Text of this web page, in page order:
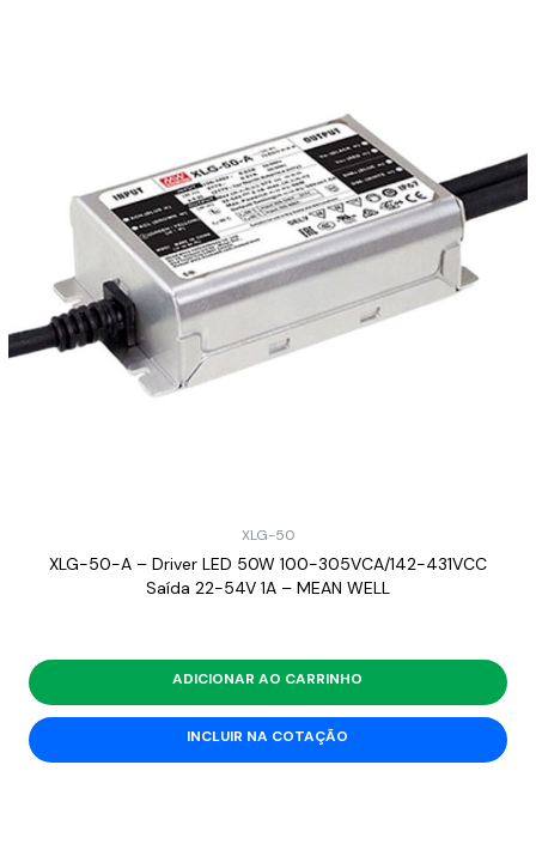
XLG-50
XLG-50-A – Driver LED 50W 100-305VCA/142-431VCC
Saída 22-54V 1A – MEAN WELL
ADICIONAR AO CARRINHO
INCLUIR NA COTAÇÃO